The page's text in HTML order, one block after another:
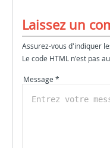
Laissez un
Assurez-vous d'indiquer
Le code HTML n'est pas
Message *